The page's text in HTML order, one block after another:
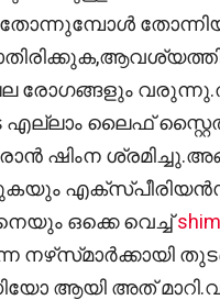
രോഗങ്ങളും
ലൈഫ്
ഷിംന
ഒക്കെ വെച്ച്
നഴ്‍സ്‌മാർക്കായി
ആയി അത്